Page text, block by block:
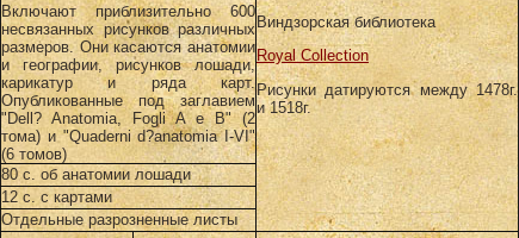
Включают приблизительно 600
несвязанных рисунков различных
размеров. Они касаются анатомии
и географии, рисунков лошади,
карикатур и ряда карт.
Опубликованные под заглавием
"Dell? Anatomia, Fogli A e В" (2
тома) и "Quaderni d?anatomia I-VI"
(6 томов)
Виндзорская библиотека
Royal Collection
Рисунки датируются между 1478г.
и 1518г.
80 с. об анатомии лошади
12 с. с картами
Отдельные разрозненные листы